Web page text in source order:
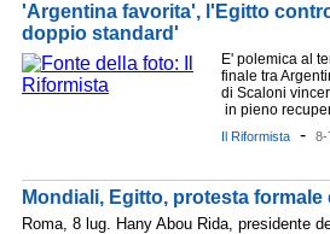
'Argentina favorita', l'Egitto
doppio standard'
E' polemica al
finale tra
di Scaloni
in pieno
Il Riformista - 8-
Mondiali, Egitto, protesta
Roma, 8 lug. Hany Abou Rida, presidente